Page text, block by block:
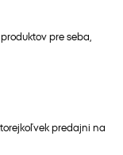
pre seba,
predajni na